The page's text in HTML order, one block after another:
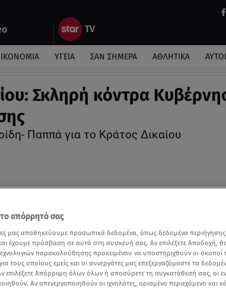
ΥΓΕΙΑ ΣΑΝ ΣΗΜΕΡΑ ΑΘΛΗΤΙΚΑ
Σκληρή κόντρα
Παππά για το Κράτος Δικαίου
απόρρητό σας
μας αποθηκεύουμε προσωπικά δεδομένα, όπως δεδομένα
έχουμε πρόσβαση σε αυτά στη συσκευή σας. Αν επιλέξετε Αποδοχή,
παρακολούθησης προκειμένου να υποστηριχθούν οι σκοποί
τους οποίους εμείς και οι συνεργάτες μας επεξεργαζόμαστε τα
επιλέξετε Απόρριψη όλων όλων ή αποσύρετε τη συγκατάθεσή σας, οι
Αν απενεργοποιηθούν οι ιχνηλάτες, ορισμένο περιεχόμενο και